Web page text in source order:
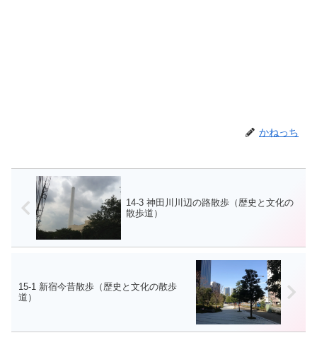
かねっち
14-3 神田川川辺の路散歩（歴史と文化の
散歩道）
15-1 新宿今昔散歩（歴史と文化の散歩
道）